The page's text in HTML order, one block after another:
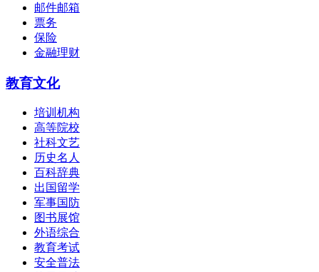
邮件邮箱
票务
保险
金融理财
教育文化
培训机构
高等院校
社科文艺
历史名人
百科辞典
出国留学
军事国防
图书展馆
外语综合
教育考试
安全普法